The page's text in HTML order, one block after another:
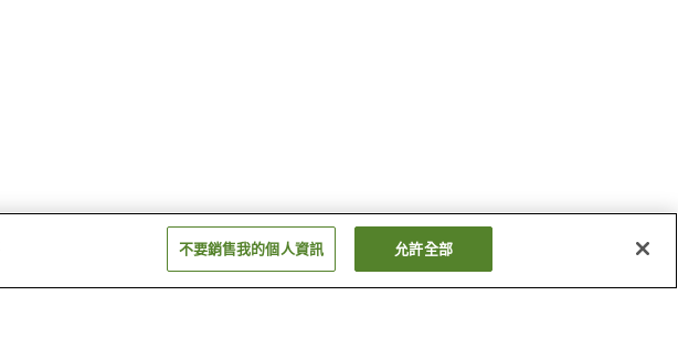
不要銷售我的個人資訊 允許全部